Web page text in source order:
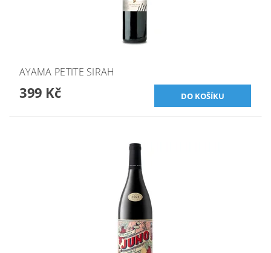
AYAMA PETITE SIRAH
399 Kč